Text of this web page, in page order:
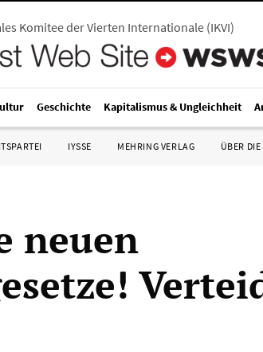
Komitee der Vierten Internationale (IKVI)
Geschichte Kapitalismus & Ungleichheit
IYSSE MEHRING VERLAG ÜBER DIE
neuen